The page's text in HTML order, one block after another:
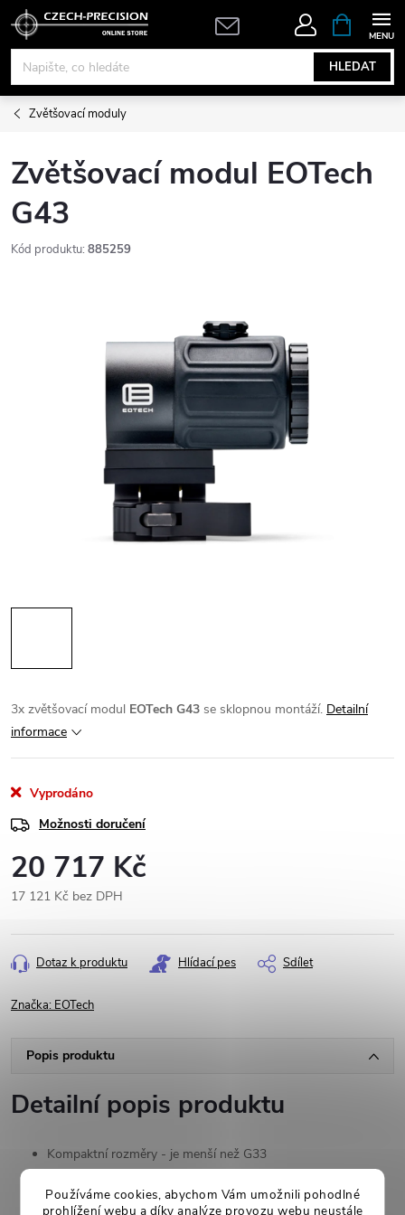
Používáme cookies, abychom Vám umožnili pohodlné
prohlížení webu a díky analýze provozu webu neustále
Přejít
obsah
HLEDAT
NÁKUPNÍ
KOŠÍK
Zvětšovací moduly
Zvětšovací modul EOTech
G43
Kód produktu: 885259
3x zvětšovací modul EOTech G43 se sklopnou montáží. Detailní
informace
Vyprodáno
Možnosti doručení
20 717 Kč
17 121 Kč bez DPH
cena:
Dotaz k produktu Hlídací pes Sdílet
Značka: EOTech
Popis produktu
Detailní popis produktu
Kompaktní rozměry - je menší než G33
Je používán americkou armádou